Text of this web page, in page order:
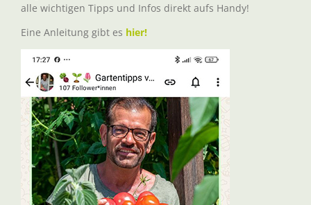
alle wichtigen Tipps und Infos direkt aufs Handy!
Eine Anleitung gibt es hier!